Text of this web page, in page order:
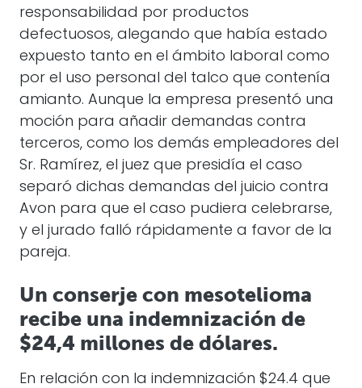
responsabilidad por productos
defectuosos, alegando que había estado
expuesto tanto en el ámbito laboral como
por el uso personal del talco que contenía
amianto. Aunque la empresa presentó una
moción para añadir demandas contra
terceros, como los demás empleadores del
Sr. Ramírez, el juez que presidía el caso
separó dichas demandas del juicio contra
Avon para que el caso pudiera celebrarse,
y el jurado falló rápidamente a favor de la
pareja.
Un conserje con mesotelioma
recibe una indemnización de
$24,4 millones de dólares.
En relación con la indemnización $24.4 que